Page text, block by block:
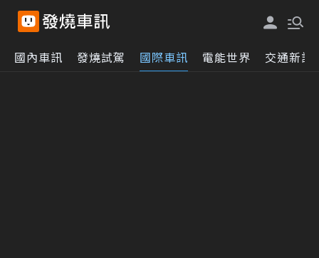
國內車訊 發燒試駕 國際車訊 電能世界 交通新訊